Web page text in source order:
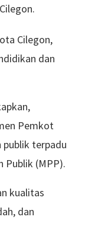
Cilegon,
dan
Pemkot
publik terpadu
Publik (MPP).
kualitas
dan